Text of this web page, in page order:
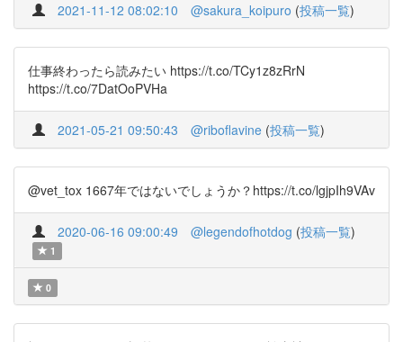
2021-11-12 08:02:10 @sakura_koipuro (投稿一覧)
仕事終わったら読みたい https://t.co/TCy1z8zRrN
https://t.co/7DatOoPVHa
2021-05-21 09:50:43 @riboflavine (投稿一覧)
@vet_tox 1667年ではないでしょうか？https://t.co/lgjpIh9VAv
2020-06-16 09:00:49 @legendofhotdog (投稿一覧)
1
0